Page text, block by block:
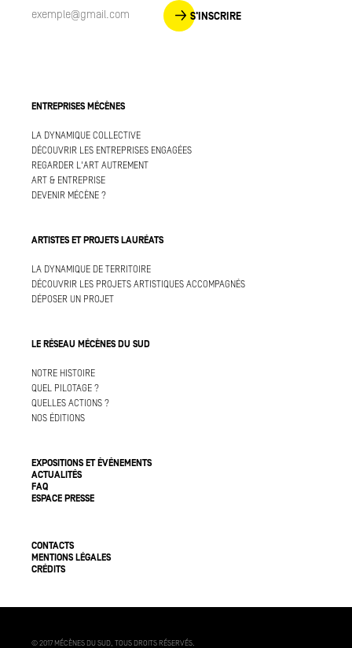
S'INSCRIRE
ENTREPRISES MÉCÈNES
LA DYNAMIQUE COLLECTIVE
DÉCOUVRIR LES ENTREPRISES ENGAGÉES
REGARDER L'ART AUTREMENT
ART & ENTREPRISE
DEVENIR MÉCÈNE ?
ARTISTES ET PROJETS LAURÉATS
LA DYNAMIQUE DE TERRITOIRE
DÉCOUVRIR LES PROJETS ARTISTIQUES ACCOMPAGNÉS
DÉPOSER UN PROJET
LE RÉSEAU MÉCÈNES DU SUD
NOTRE HISTOIRE
QUEL PILOTAGE ?
QUELLES ACTIONS ?
NOS ÉDITIONS
EXPOSITIONS ET ÉVÉNEMENTS
ACTUALITÉS
FAQ
ESPACE PRESSE
CONTACTS
MENTIONS LÉGALES
CRÉDITS
© 2017 MÉCÈNES DU SUD, TOUS DROITS RÉSERVÉS.